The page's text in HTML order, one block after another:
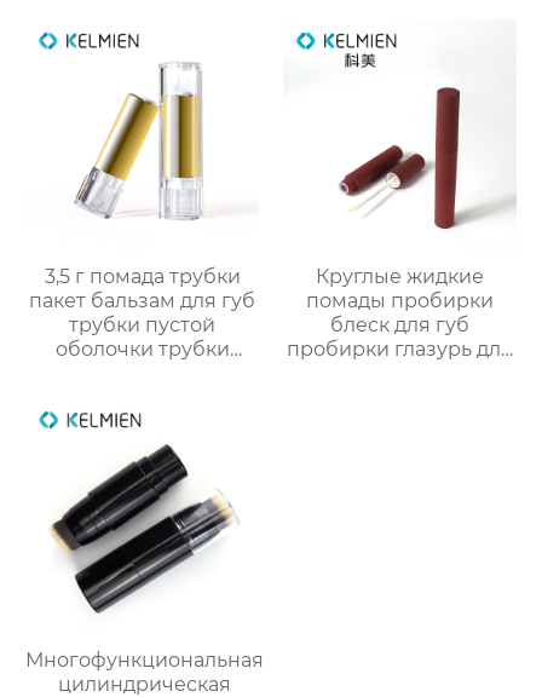
3,5 г помада трубки
пакет бальзам для губ
трубки пустой
оболочки трубки
Круглые жидкие
помады пробирки
блеск для губ
пробирки глазурь для
Многофункциональная
цилиндрическая